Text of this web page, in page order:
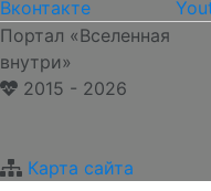
Портал «Вселенная
внутри»
2015 - 2026
Карта сайта